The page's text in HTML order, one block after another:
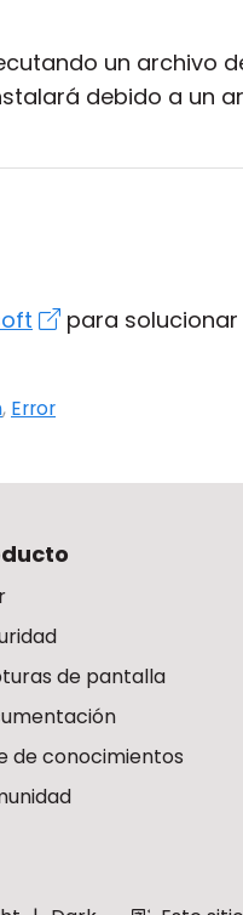
un archivo
debido a un
para
, Error
de pantalla
de conocimientos